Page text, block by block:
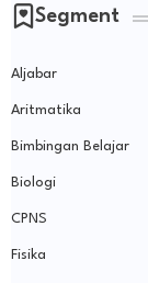
Segment
Aljabar
Aritmatika
Bimbingan Belajar
Biologi
CPNS
Fisika